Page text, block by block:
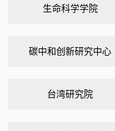
生命科学学院
碳中和创新研究中心
台湾研究院